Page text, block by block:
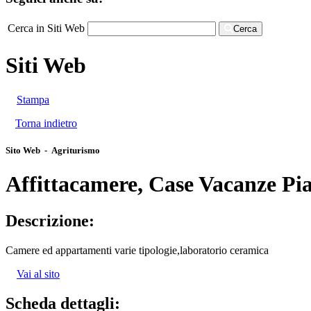
Cerca in Siti Web Cerca
Siti Web
Stampa
Torna indietro
Sito Web - Agriturismo
Affittacamere, Case Vacanze
Descrizione:
Camere ed appartamenti varie tipologie,laboratorio ceramica
Vai al sito
Scheda dettagli: